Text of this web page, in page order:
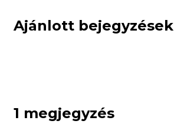
Ajánlott bejegyzések
1 megjegyzés